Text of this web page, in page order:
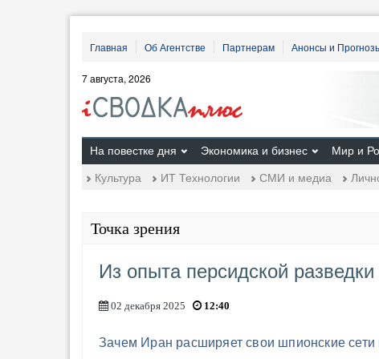
Главная Об Агентстве Партнерам Анонсы и
7 августа, 2026
На повестке дня Экономика и бизнес Мир и
Культура ИТ Технологии СМИ и медиа
Точка зрения
Из опыта персидской разведки
02 декабря 2025 12:40
Зачем Иран расширяет свои шпионские